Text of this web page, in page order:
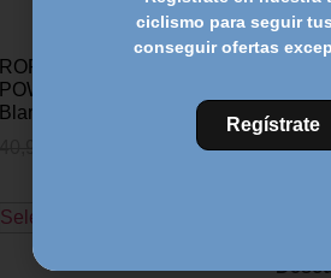
ROPA TECNICA BIOTEX
POWER sin mangas –
Blanco
Seleccionar opciones
199,99
ciclismo para seguir
conseguir ofertas
Regístrate